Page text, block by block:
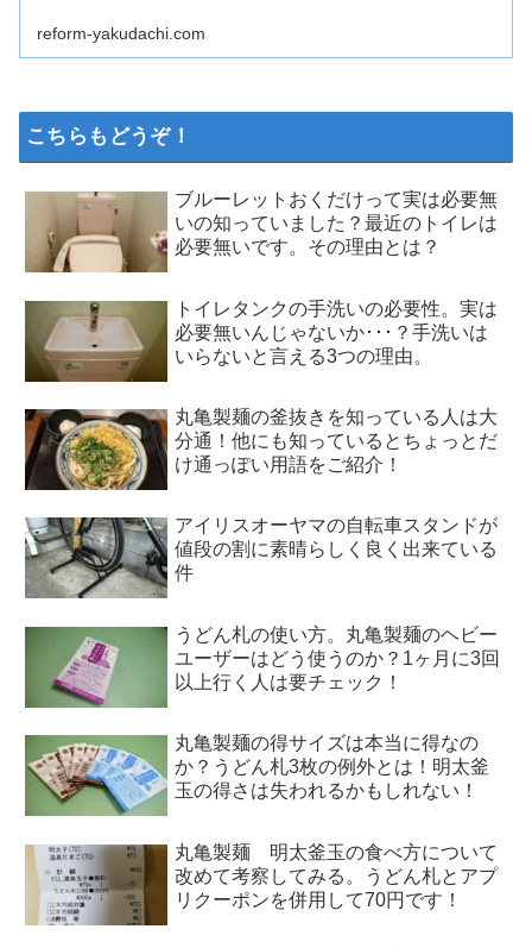
reform-yakudachi.com
こちらもどうぞ！
ブルーレットおくだけって実は必要無
いの知っていました？最近のトイレは
必要無いです。その理由とは？
トイレタンクの手洗いの必要性。実は
必要無いんじゃないか･･･？手洗いは
いらないと言える3つの理由。
丸亀製麺の釜抜きを知っている人は大
分通！他にも知っているとちょっとだ
け通っぽい用語をご紹介！
アイリスオーヤマの自転車スタンドが
値段の割に素晴らしく良く出来ている
件
うどん札の使い方。丸亀製麺のヘビー
ユーザーはどう使うのか？1ヶ月に3回
以上行く人は要チェック！
丸亀製麺の得サイズは本当に得なの
か？うどん札3枚の例外とは！明太釜
玉の得さは失われるかもしれない！
丸亀製麺 明太釜玉の食べ方について
改めて考察してみる。うどん札とアプ
リクーポンを併用して70円です！